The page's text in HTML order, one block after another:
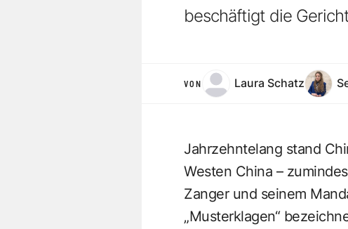
beschäftigt die
VON Laura Schatz
Jahrzehntelang stand
Westen China –
Zanger und seinem
„Musterklagen“